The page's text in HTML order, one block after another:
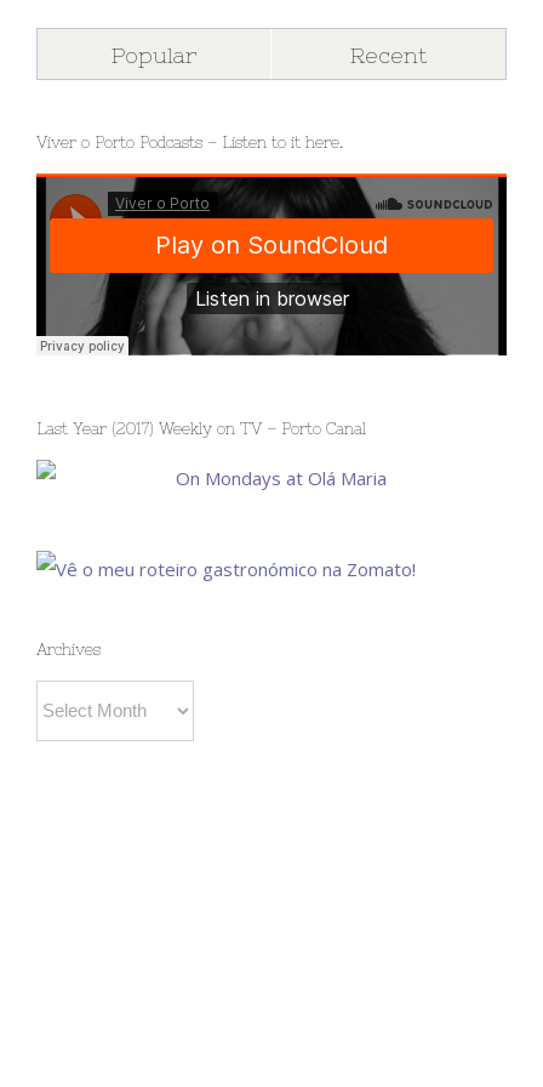
Popular Recent
Viver o Porto Podcasts – Listen to it here.
Last Year (2017) Weekly on TV – Porto Canal
Archives